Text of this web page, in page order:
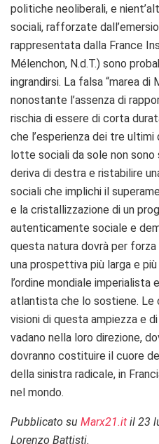
politiche neoliberali, e
sociali, rafforzate
rappresentata dalla France
Mélenchon, N.d.T.) sono
ingrandirsi. La falsa “marea di
nonostante l’assenza di
rischia di essere di corta
che l’esperienza dei tre
lotte sociali da sole non
deriva di destra e ristabilire
sociali che implichi il
e la cristallizzazione di un
autenticamente sociale e
questa natura dovrà per
una prospettiva più larga e
l’ordine mondiale
atlantista che lo sostiene. Le
visioni di questa ampiezza e
vadano nella loro direzione,
dovranno costituire il cuore
della sinistra radicale, in
nel mondo.
Pubblicato su Marx21.it il 23
Lorenzo Battisti.